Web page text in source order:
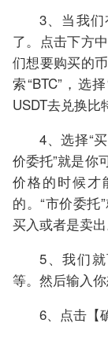
3、当我
了。点击下方
们想要购买的
索“BTC”，选
USDT去兑换比
4、选择“
价委托”就是你
价格的时候才
的。“市价委托
买入或者是卖出
5、我们
等。然后输入
6、点击【